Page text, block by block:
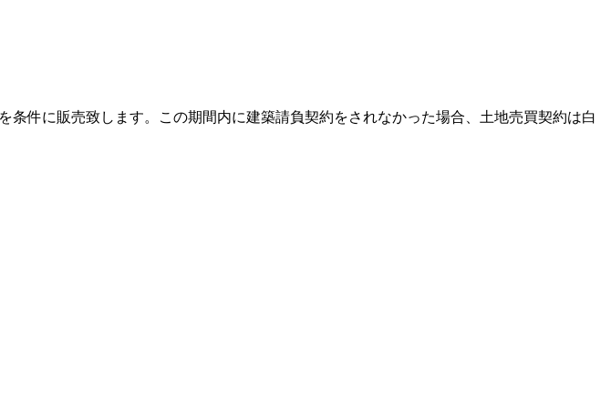
件に販売致します。この期間内に建築請負契約をされなかった場合、土地売買契約は白